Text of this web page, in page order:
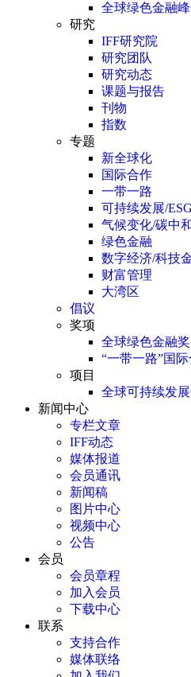
全球绿色金融
研究
IFF研究院
研究团队
研究动态
课题与报告
刊物
指数
专题
新全球化
国际合作
一带一路
可持续发展/ESG
气候变化/碳中
绿色金融
数字经济/科技
财富管理
大湾区
倡议
奖项
全球绿色金融奖
“一带一路”国
项目
全球可持续发
新闻中心
专栏文章
IFF动态
媒体报道
会员通讯
新闻稿
图片中心
视频中心
公告
会员
会员章程
加入会员
下载中心
联系
支持合作
媒体联络